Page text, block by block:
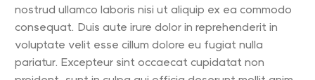
nostrud ullamco laboris nisi ut aliquip ex ea commodo
consequat. Duis aute irure dolor in reprehenderit in
voluptate velit esse cillum dolore eu fugiat nulla
pariatur. Excepteur sint occaecat cupidatat non